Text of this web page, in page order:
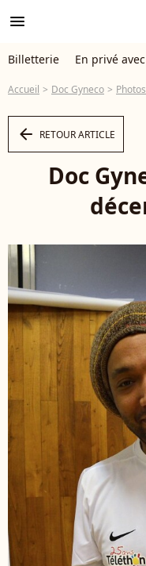
menu
Billetterie En privé avec
Accueil Doc Gyneco
arrow_left RETOUR ARTICLE
Doc